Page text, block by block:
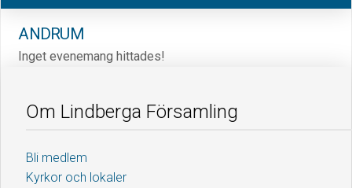
ANDRUM
Inget evenemang hittades!
Om Lindberga Församling
Bli medlem
Kyrkor och lokaler